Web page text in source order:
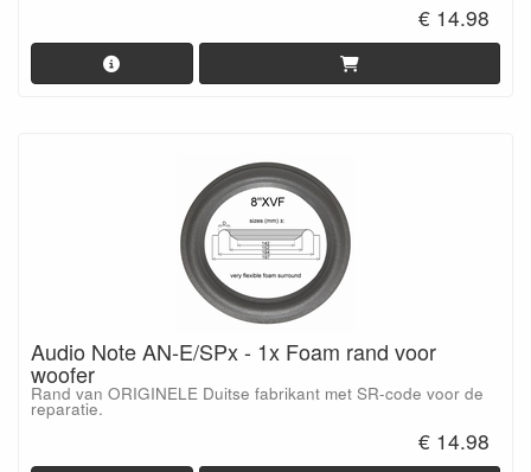
€ 14.98
Audio Note AN-E/SPx - 1x Foam rand voor
woofer
Rand van ORIGINELE Duitse fabrikant met SR-code voor de
reparatie.
€ 14.98